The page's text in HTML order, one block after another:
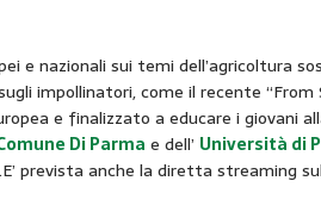
e nazionali sui temi dell’agricoltura
impollinatori, come il recente “From
e finalizzato a educare i giovani
Di Parma e dell’ Università di
prevista anche la diretta streaming